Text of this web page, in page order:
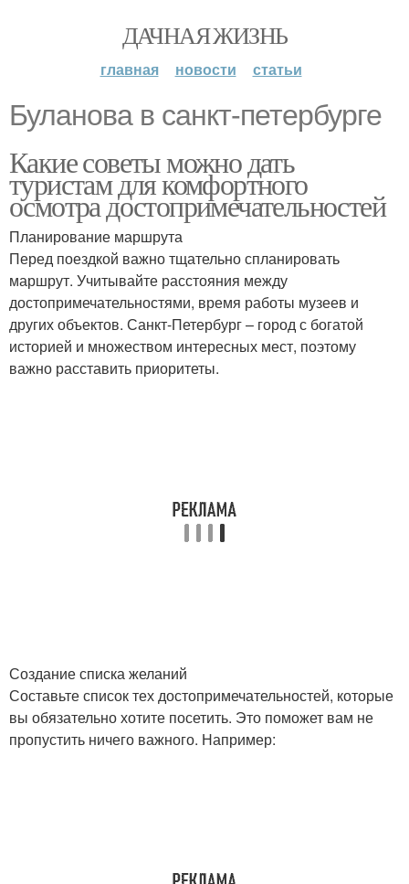
ДАЧНАЯ ЖИЗНЬ
главная новости статьи
Буланова в санкт-петербурге
Какие советы можно дать
туристам для комфортного
осмотра достопримечательностей
Планирование маршрута
Перед поездкой важно тщательно спланировать
маршрут. Учитывайте расстояния между
достопримечательностями, время работы музеев и
других объектов. Санкт-Петербург – город с богатой
историей и множеством интересных мест, поэтому
важно расставить приоритеты.
Создание списка желаний
Составьте список тех достопримечательностей, которые
вы обязательно хотите посетить. Это поможет вам не
пропустить ничего важного. Например: